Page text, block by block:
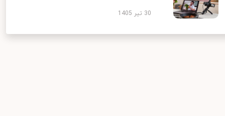
30 تیر 1405